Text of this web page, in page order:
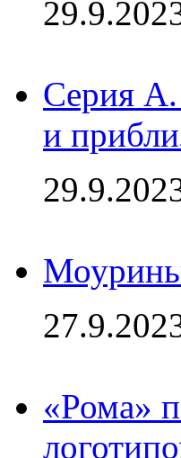
Серия А.
и
«Рома»